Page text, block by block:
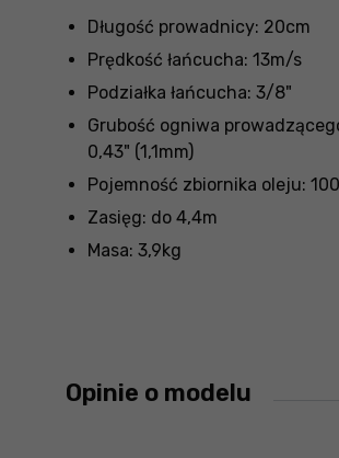
Długość prowadnicy: 20cm
Prędkość łańcucha: 13m/s
Podziałka łańcucha: 3/8"
Grubość ogniwa
0,43" (1,1mm)
Pojemność zbiornika oleju:
Zasięg: do 4,4m
Masa: 3,9kg
Opinie o modelu